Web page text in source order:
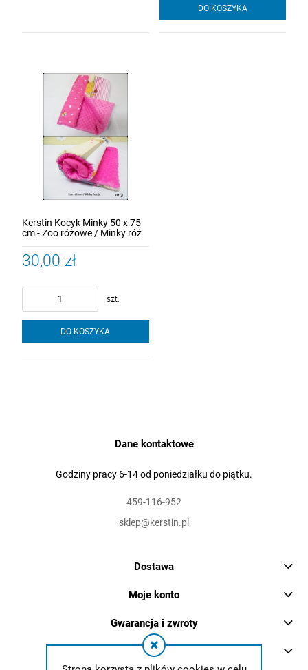
DO KOSZYKA
Kerstin Kocyk Minky 50 x 75
cm - Zoo różowe / Minky róż
30,00 zł
szt.
DO KOSZYKA
Dane kontaktowe
Godziny pracy 6-14 od poniedziałku do piątku.
459-116-952
sklep@kerstin.pl
Dostawa
Moje konto
Gwarancja i zwroty
O firmie